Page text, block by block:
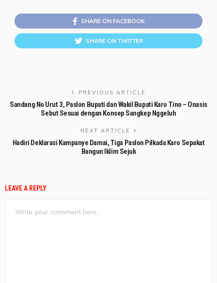
SHARE ON FACEBOOK
SHARE ON TWITTER
PREVIOUS ARTICLE
Sandang No Urut 3, Paslon Bupati dan Wakil Bupati Karo Tino – Onasis
Sebut Sesuai dengan Konsep Sangkep Nggeluh
NEXT ARTICLE
Hadiri Deklarasi Kampanye Damai, Tiga Paslon Pilkada Karo Sepakat
Bangun Iklim Sejuk
LEAVE A REPLY